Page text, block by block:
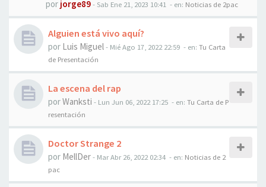
por jorge89- Sab Ene 21, 2023 10:41 - en: Noticias de 2pac
Alguien está vivo aquí?
por Luis Miguel- Mié Ago 17, 2022 22:59 - en: Tu Carta
de Presentación
La escena del rap
porWanksti - Lun Jun 06, 2022 17:25 - en: Tu Carta de P
resentación
Doctor Strange 2
por MellDer- Mar Abr 26, 2022 02:34 - en: Noticias de 2
pac